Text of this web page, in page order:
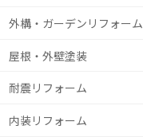
外構・ガーデンリフォーム
屋根・外壁塗装
耐震リフォーム
内装リフォーム